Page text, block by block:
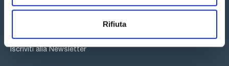
Rifiuta
Iscriviti alla Newsletter